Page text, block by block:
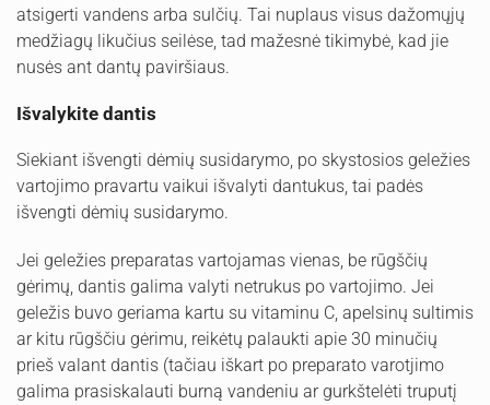
atsigerti vandens arba sulčių. Tai nuplaus visus dažomųjų
medžiagų likučius seilėse, tad mažesnė tikimybė, kad jie
nusės ant dantų paviršiaus.
Išvalykite dantis
Siekiant išvengti dėmių susidarymo, po skystosios geležies
vartojimo pravartu vaikui išvalyti dantukus, tai padės
išvengti dėmių susidarymo.
Jei geležies preparatas vartojamas vienas, be rūgščių
gėrimų, dantis galima valyti netrukus po vartojimo. Jei
geležis buvo geriama kartu su vitaminu C, apelsinų sultimis
ar kitu rūgščiu gėrimu, reikėtų palaukti apie 30 minučių
prieš valant dantis (tačiau iškart po preparato varotjimo
galima prasiskalauti burną vandeniu ar gurkštelėti truputį